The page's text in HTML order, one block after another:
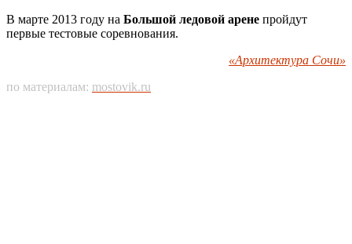
В марте 2013 году на Большой ледовой арене пройдут
первые тестовые соревнования.
«Архитектура Сочи»
по материалам: mostovik.ru